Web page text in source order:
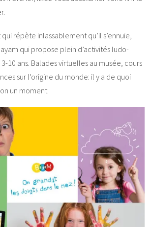
répète inlassablement qu’il s’ennuie,
qui propose plein d’activités ludo-
10 ans. Balades virtuelles au musée, cours
sur l’origine du monde: il y a de quoi
un moment.